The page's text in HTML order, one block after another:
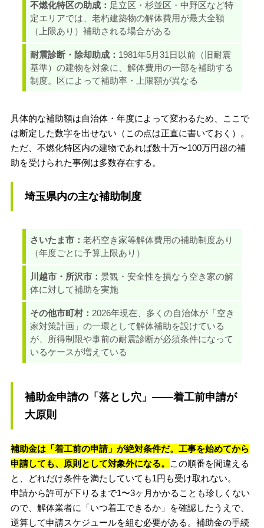
不燃化特区の助成： 足立区・杉並区・中野区など特
定エリアでは、老朽建築物の解体費用が最大全額
（上限あり）補助される場合がある
耐震診断・除却助成： 1981年5月31日以前（旧耐震
基準）の建物を対象に、解体費用の一部を補助する
制度。区によって補助率・上限額が異なる
具体的な補助額は自治体・年度によって変わるため、ここで
は断定した数字を出せない（この点は正直に書いておく）。
ただ、不燃化特区内の建物であれば数十万〜100万円超の補
助を受けられた事例は多数存在する。
埼玉県内の主な補助制度
さいたま市：老朽空き家等解体費用の補助制度あり
（年度ごとに予算上限あり）
川越市・所沢市：景観・安全性を損なう空き家の解
体に対して補助を実施
その他市町村： 2026年現在、多くの自治体が「空き
家対策計画」の一環として解体補助を設けている
が、所得制限や事前の耐震診断が必須条件になって
いるケースが増えている
補助金申請の「落とし穴」——着工前申請が
大原則
補助金は「着工前の申請」が絶対条件だ。工事を始めてから
申請しても、原則として対象外になる。
この順番を間違える
と、どれだけ条件を満たしていても1円も受け取れない。
申請から許可が下りるまで1〜3ヶ月かかることも珍しくない
ので、解体業者に「いつ着工できるか」を確認したうえで、
逆算して申請スケジュールを組む必要がある。補助金の手続